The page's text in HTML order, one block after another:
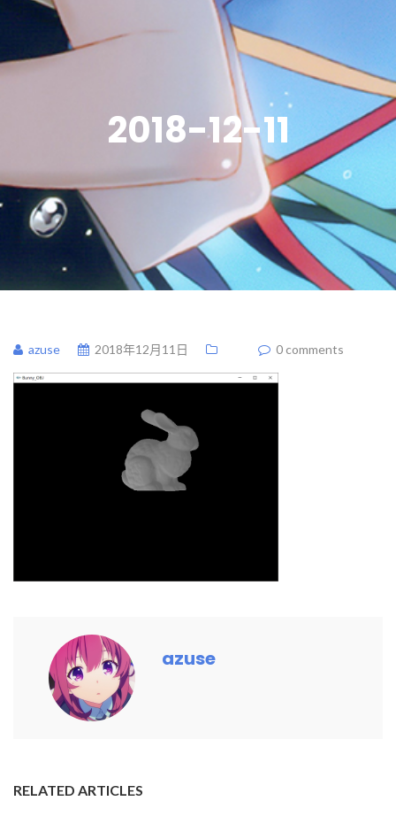
2018-12-11
azuse 2018年12月11日 0 comments
azuse
RELATED ARTICLES